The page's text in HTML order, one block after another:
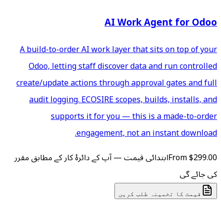
AI
A build-to-order AI work
Odoo, letting staff
create/update actions
audit logging. ECOSIRE
supports it for
آپ کے دائرۂ کار کے مطابق مقرر